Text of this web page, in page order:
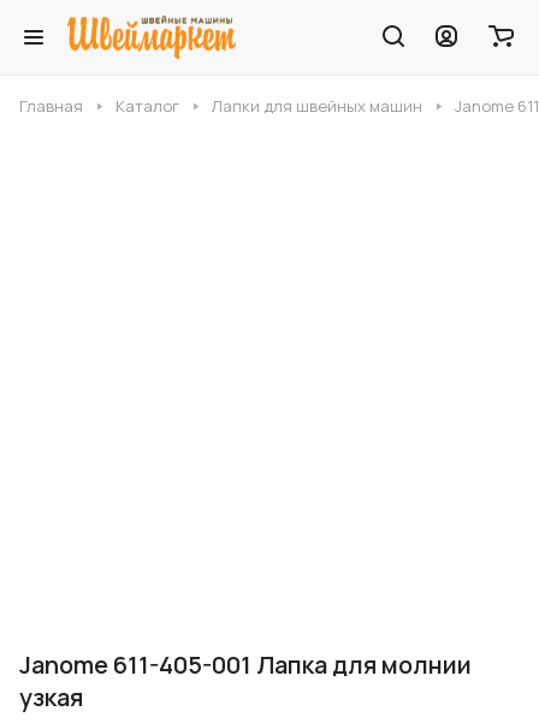
Главная Каталог Лапки для швейных машин Janome
Janome 611-405-001 Лапка для молнии
узкая